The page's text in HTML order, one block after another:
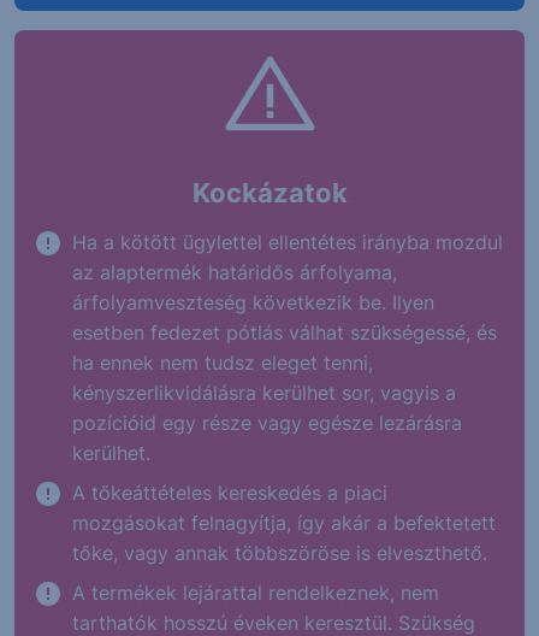
Kockázatok
Ha a kötött ügylettel ellentétes irányba mozdul
az alaptermék határidős árfolyama,
árfolyamveszteség következik be. Ilyen
esetben fedezet pótlás válhat szükségessé, és
ha ennek nem tudsz eleget tenni,
kényszerlikvidálásra kerülhet sor, vagyis a
pozícióid egy része vagy egésze lezárásra
kerülhet.
A tőkeáttételes kereskedés a piaci
mozgásokat felnagyítja, így akár a befektetett
tőke, vagy annak többszöröse is elveszthető.
A termékek lejárattal rendelkeznek, nem
tarthatók hosszú éveken keresztül. Szükség